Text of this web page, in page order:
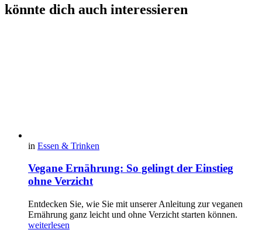
könnte dich auch interessieren
in Essen & Trinken
Vegane Ernährung: So gelingt der Einstieg
ohne Verzicht
Entdecken Sie, wie Sie mit unserer Anleitung zur veganen
Ernährung ganz leicht und ohne Verzicht starten können.
weiterlesen